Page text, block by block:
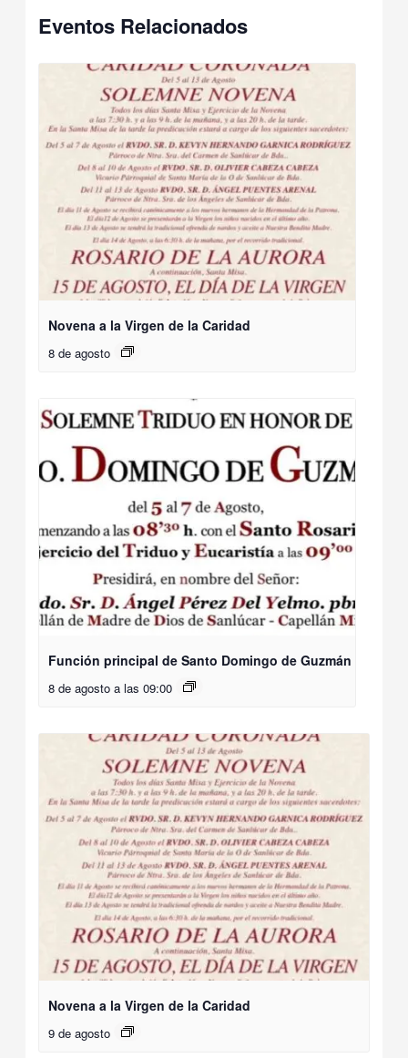
Eventos Relacionados
Novena a la Virgen de la Caridad
8 de agosto
Función principal de Santo Domingo de Guzmán
8 de agosto a las 09:00
Novena a la Virgen de la Caridad
9 de agosto